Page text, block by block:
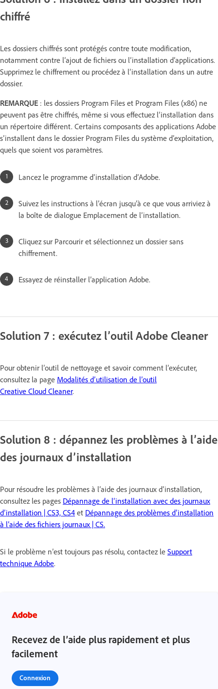
chiffré
Les dossiers chiffrés sont protégés contre toute modification,
notamment contre l’ajout de fichiers ou l’installation d’applications.
Supprimez le chiffrement ou procédez à l’installation dans un autre
dossier.
REMARQUE : les dossiers Program Files et Program Files (x86) ne
peuvent pas être chiffrés, même si vous effectuez l’installation dans
un répertoire différent. Certains composants des applications Adobe
s’installent dans le dossier Program Files du système d’exploitation,
quels que soient vos paramètres.
Lancez le programme d’installation d’Adobe.
Suivez les instructions à l’écran jusqu’à ce que vous arriviez à
la boîte de dialogue Emplacement de l’installation.
Cliquez sur Parcourir et sélectionnez un dossier sans
chiffrement.
Essayez de réinstaller l’application Adobe.
Solution 7 : exécutez l’outil Adobe Cleaner
Pour obtenir l’outil de nettoyage et savoir comment l’exécuter,
consultez la page Modalités d’utilisation de l’outil
Creative Cloud Cleaner.
Solution 8 : dépannez les problèmes à l’aide
des journaux d’installation
Pour résoudre les problèmes à l’aide des journaux d’installation,
consultez les pages Dépannage de l’installation avec des journaux
d’installation | CS3, CS4 et Dépannage des problèmes d’installation
à l’aide des fichiers journaux | CS.
Si le problème n’est toujours pas résolu, contactez le Support
technique Adobe.
Recevez de l’aide plus rapidement et plus
facilement
Connexion